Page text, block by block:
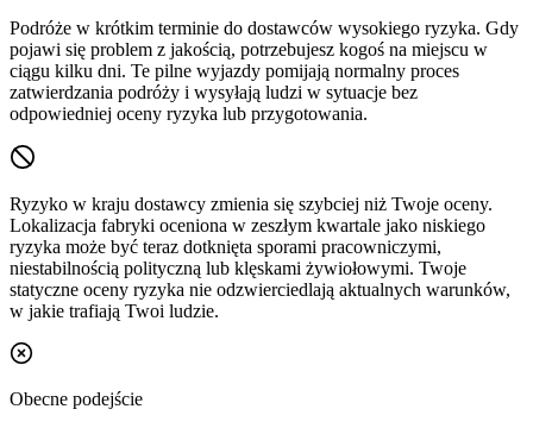
Podróże w krótkim terminie do dostawców wysokiego ryzyka. Gdy
pojawi się problem z jakością, potrzebujesz kogoś na miejscu w
ciągu kilku dni. Te pilne wyjazdy pomijają normalny proces
zatwierdzania podróży i wysyłają ludzi w sytuacje bez
odpowiedniej oceny ryzyka lub przygotowania.
Ryzyko w kraju dostawcy zmienia się szybciej niż Twoje oceny.
Lokalizacja fabryki oceniona w zeszłym kwartale jako niskiego
ryzyka może być teraz dotknięta sporami pracowniczymi,
niestabilnością polityczną lub klęskami żywiołowymi. Twoje
statyczne oceny ryzyka nie odzwierciedlają aktualnych warunków,
w jakie trafiają Twoi ludzie.
Obecne podejście